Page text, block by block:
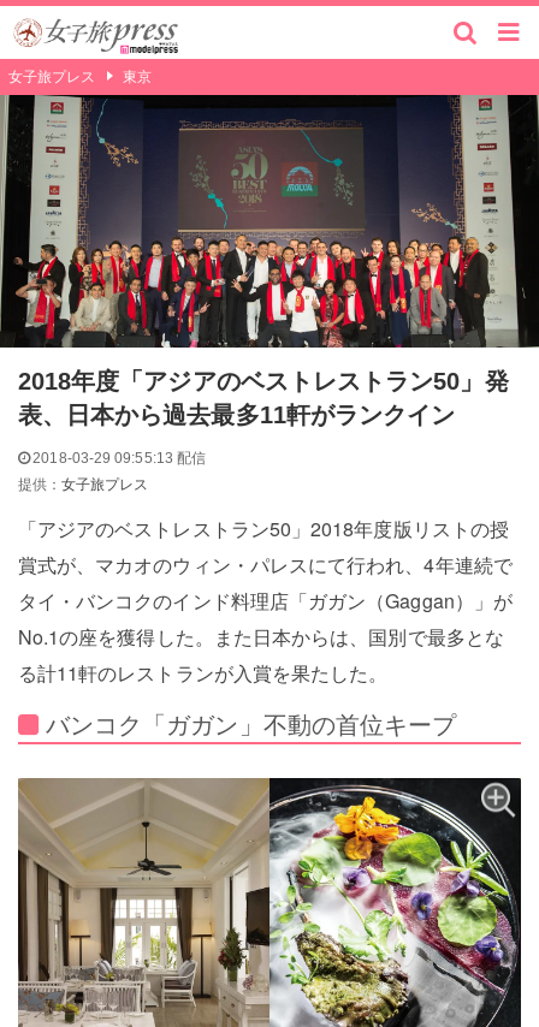
女子旅プレス 東京
2018年度「アジアのベストレストラン50」発
表、日本から過去最多11軒がランクイン
2018-03-29 09:55:13 配信
提供：女子旅プレス
「アジアのベストレストラン50」2018年度版リストの授
賞式が、マカオのウィン・パレスにて行われ、4年連続で
タイ・バンコクのインド料理店「ガガン（Gaggan）」が
No.1の座を獲得した。また日本からは、国別で最多とな
る計11軒のレストランが入賞を果たした。
バンコク「ガガン」不動の首位キープ